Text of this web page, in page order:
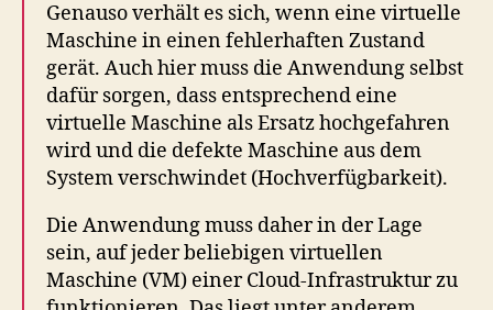
Genauso verhält es sich, wenn eine virtuelle
Maschine in einen fehlerhaften Zustand
gerät. Auch hier muss die Anwendung selbst
dafür sorgen, dass entsprechend eine
virtuelle Maschine als Ersatz hochgefahren
wird und die defekte Maschine aus dem
System verschwindet (Hochverfügbarkeit).
Die Anwendung muss daher in der Lage
sein, auf jeder beliebigen virtuellen
Maschine (VM) einer Cloud-Infrastruktur zu